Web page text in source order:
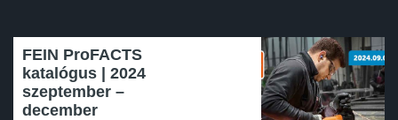
FEIN ProFACTS
katalógus | 2024
szeptember –
december